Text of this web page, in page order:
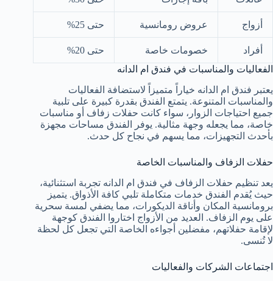
أزواج عروض رومانسية حتى 25%
أفراد خصومات خاصة
حتى 20%
الفعاليات والمناسبات في فندق ام الدانه
يعتبر فندق ام الدانه خياراً متميزاً لاستضافة الفعاليات
والمناسبات المتنوعة. يتمتع الفندق بقدرة كبيرة على تلبية
جميع احتياجات الزوار، سواء كانت حفلات زفاف أو مناسبات
خاصة، مما يجعله وجهة مثالية. يوفر الفندق مساحات مجهزة
بأحدث التجهيزات، مما يسهم في نجاح كل حدث.
حفلات الزفاف والمناسبات الخاصة
يعد تنظيم حفلات الزفاف في فندق ام الدانه تجربة استثنائية،
حيث يُقدم الفندق خدمات متكاملة تلبي كافة الأذواق. يتميز
برومانسية المكان وأناقة الديكورات، مما يضفي لمسة سحرية
على يوم الزفاف. العديد من الأزواج اختاروا الفندق كوجهة
لإقامة حفلاتهم، مفضلين أجواءه الخاصة التي تجعل كل لحظة
لا تُنسى.
اجتماعات الشركات والفعاليات